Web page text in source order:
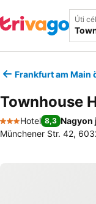
Úti cél
Frankfurt am Main
Townhouse
3 Kategória
Hotel 8,3 Nagyon
Münchener Str. 42,